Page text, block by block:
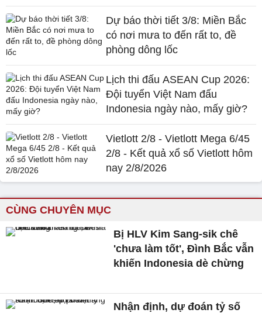
Dự báo thời tiết 3/8: Miền Bắc
có nơi mưa to đến rất to, đề
phòng dông lốc
Lịch thi đấu ASEAN Cup 2026:
Đội tuyển Việt Nam đấu
Indonesia ngày nào, mấy giờ?
Vietlott 2/8 - Vietlott Mega 6/45
2/8 - Kết quả xổ số Vietlott hôm
nay 2/8/2026
CÙNG CHUYÊN MỤC
Bị HLV Kim Sang-sik chê
'chưa làm tốt', Đình Bắc vẫn
khiến Indonesia dè chừng
Nhận định, dự đoán tỷ số